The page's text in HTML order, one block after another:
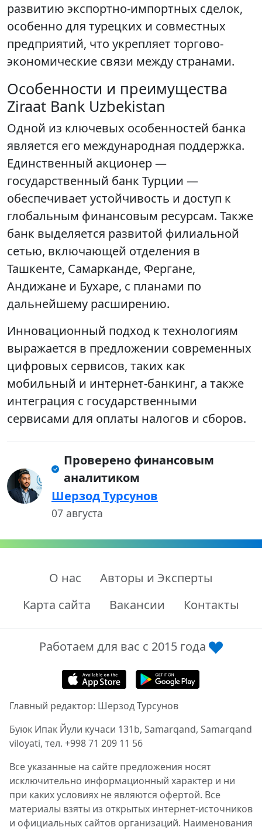
развитию экспортно-импортных сделок,
особенно для турецких и совместных
предприятий, что укрепляет торгово-
экономические связи между странами.
Особенности и преимущества
Ziraat Bank Uzbekistan
Одной из ключевых особенностей банка
является его международная поддержка.
Единственный акционер —
государственный банк Турции —
обеспечивает устойчивость и доступ к
глобальным финансовым ресурсам. Также
банк выделяется развитой филиальной
сетью, включающей отделения в
Ташкенте, Самарканде, Фергане,
Андижане и Бухаре, с планами по
дальнейшему расширению.
Инновационный подход к технологиям
выражается в предложении современных
цифровых сервисов, таких как
мобильный и интернет-банкинг, а также
интеграция с государственными
сервисами для оплаты налогов и сборов.
Проверено финансовым
аналитиком
Шерзод Турсунов
07 августа
О нас
Авторы и Эксперты
Карта сайта
Вакансии Контакты
Работаем для вас с 2015 года
Главный редактор: Шерзод Турсунов
Буюк Ипак Йули кучаси 131b, Samarqand, Samarqand
viloyati, тел. +998 71 209 11 56
Все указанные на сайте предложения носят
исключительно информационный характер и ни
при каких условиях не являются офертой. Все
материалы взяты из открытых интернет-источников
и официальных сайтов организаций. Наименования